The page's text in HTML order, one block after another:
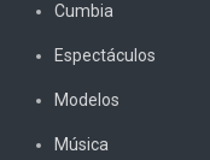
Cumbia
Espectáculos
Modelos
Música